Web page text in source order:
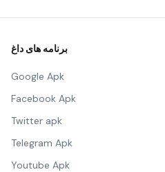
برنامه های داغ
Google Apk
Facebook Apk
Twitter apk
Telegram Apk
Youtube Apk